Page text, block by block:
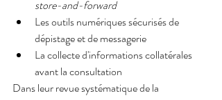
store-and-forward
Les outils numériques sécurisés de
dépistage et de messagerie
La collecte d'informations collatérales
avant la consultation
Dans leur revue systématique de la